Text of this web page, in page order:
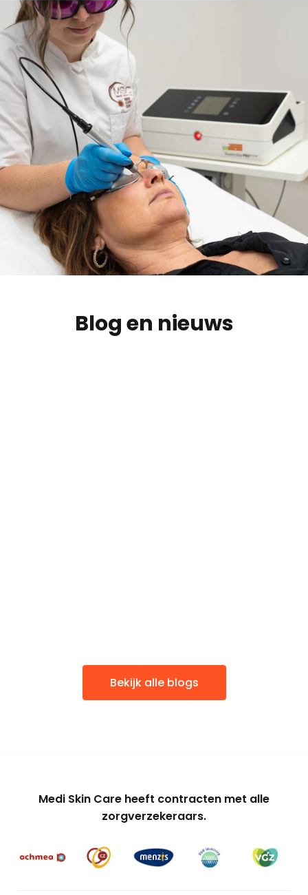
Blog en nieuws
Bekijk alle blogs
Medi Skin Care heeft contracten met alle
zorgverzekeraars.